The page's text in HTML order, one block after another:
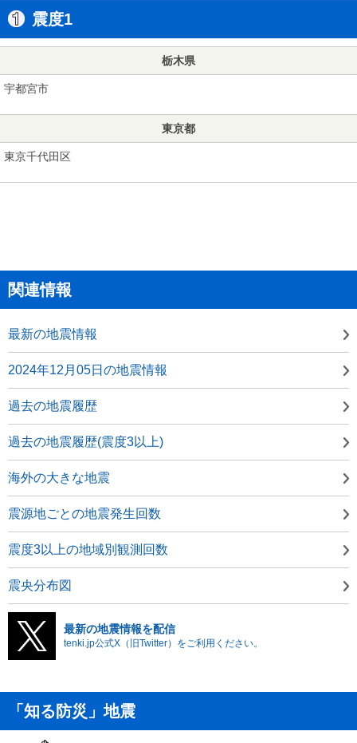
震度1
栃木県
宇都宮市
東京都
東京千代田区
関連情報
最新の地震情報
2024年12月05日の地震情報
過去の地震履歴
過去の地震履歴(震度3以上)
海外の大きな地震
震源地ごとの地震発生回数
震度3以上の地域別観測回数
震央分布図
最新の地震情報を配信
tenki.jp公式X（旧Twitter）をご利用ください。
「知る防災」地震